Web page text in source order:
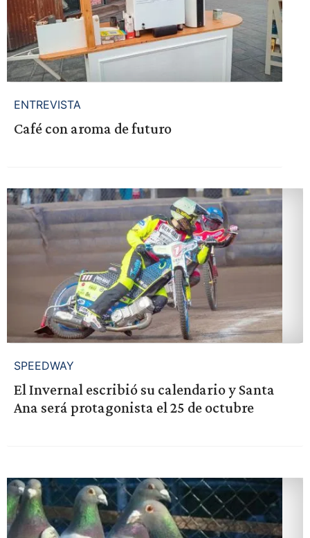
ENTREVISTA
Café con aroma de futuro
SPEEDWAY
El Invernal escribió su calendario y Santa
Ana será protagonista el 25 de octubre